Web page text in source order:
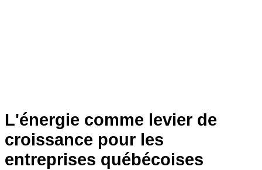
L'énergie comme levier de
croissance pour les
entreprises québécoises